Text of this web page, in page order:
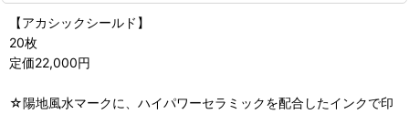
【アカシックシールド】
20枚
定価22,000円
☆陽地風水マークに、ハイパワーセラミックを配合したインクで印